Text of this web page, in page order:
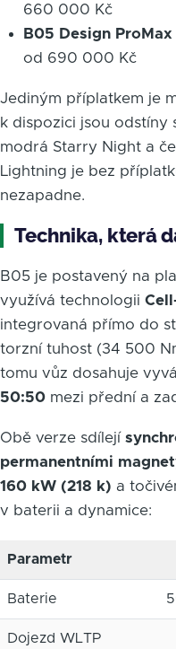
660 000 Kč
B05 Design ProMax
od 690 000 Kč
Jediným příplatkem je
k dispozici jsou odstíny
modrá Starry Night a
Lightning je bez
nezapadne.
Technika, která
B05 je postavený na
využívá technologii
integrovaná přímo do
torzní tuhost (34 500
tomu vůz dosahuje
50:50 mezi přední a
Obě verze sdílejí
permanentními
160 kW (218 k) a
v baterii a dynamice:
Parametr
Baterie
Dojezd WLTP